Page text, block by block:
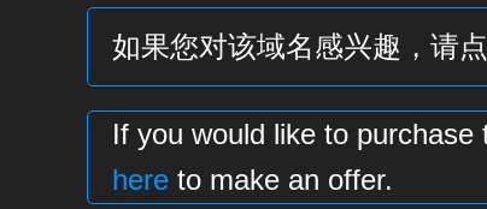
如果您对该域名感兴趣，请
If you would like to
here to make an offer.